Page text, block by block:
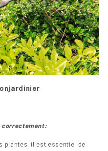
correctement:
plantes, il est essentiel de